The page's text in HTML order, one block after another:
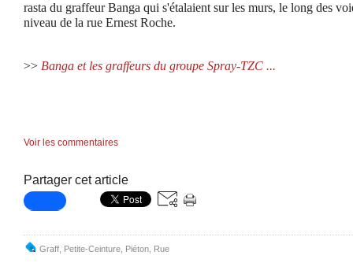
rasta du graffeur Banga qui s'étalaient sur les murs, le long des
niveau de la rue Ernest Roche.
>> Banga et les graffeurs du groupe Spray-TZC ...
Voir les commentaires
Partager cet article
Graff Petite-Ceinture Piéton Rue